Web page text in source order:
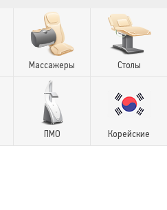
Массажеры Столы
ПМО Корейские